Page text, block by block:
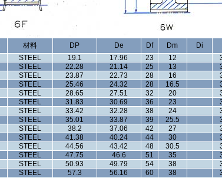
材料 DP De Df Dm Di
STEEL 19.1 17.96 23 12
STEEL 22.28 21.14 25 13
STEEL 23.87 22.73 28 16
STEEL 25.46 24.32 28 16.5
STEEL 28.65 27.51 32 20
STEEL 31.83 30.69 36 23
STEEL 33.42 32.28 38 24
STEEL 35.01 33.87 39 25.5
STEEL 38.2 37.06 42 27
STEEL 41.38 40.24 44 30
STEEL 44.56 43.42 48 30.5
STEEL 47.75 46.6 51 35
STEEL 50.93 49.79 54 38
STEEL 57.3 56.16 60 38